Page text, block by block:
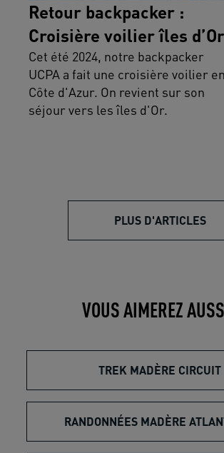
Retour backpacker :
Croisière voilier îles d’Or
Cet été 2024, notre backpacker
UCPA a fait une croisière voilier en
Côte d'Azur. On revient sur son
séjour vers les îles d'Or.
PLUS D'ARTICLES
VOUS AIMEREZ
TREK MADÈRE CIRCUIT
RANDONNÉES MADÈRE